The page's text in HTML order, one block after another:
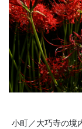
小町／大巧寺の境